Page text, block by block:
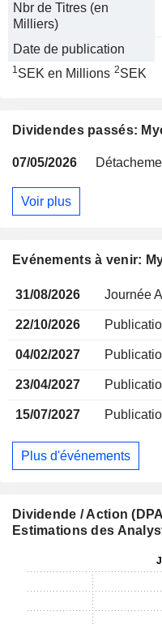
Nbr de Titres (en
Milliers)
Date de publication
1SEK en Millions 2SEK
Dividendes passés:
07/05/2026
Voir plus
Evénements à venir:
31/08/2026 Journée
22/10/2026
04/02/2027
23/04/2027
15/07/2027
Plus d'événements
Dividende / Action
Estimations des